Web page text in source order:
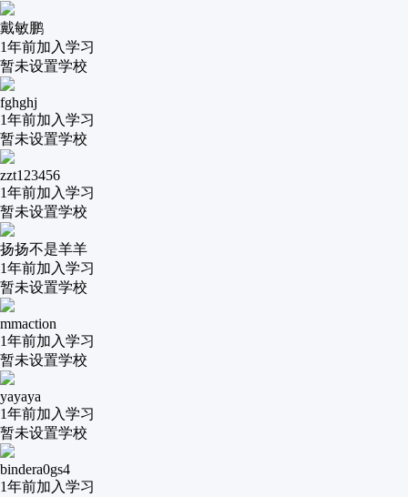
戴敏鹏
1年前加入学习
暂未设置学校
fghghj
1年前加入学习
暂未设置学校
zzt123456
1年前加入学习
暂未设置学校
扬扬不是羊羊
1年前加入学习
暂未设置学校
mmaction
1年前加入学习
暂未设置学校
yayaya
1年前加入学习
暂未设置学校
bindera0gs4
1年前加入学习